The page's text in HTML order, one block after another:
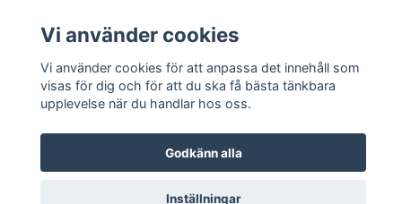
Sociala medier
Vi använder cookies
Vi använder cookies för att anpassa det innehåll som
visas för dig och för att du ska få bästa tänkbara
upplevelse när du handlar hos oss.
Godkänn alla
Inställningar